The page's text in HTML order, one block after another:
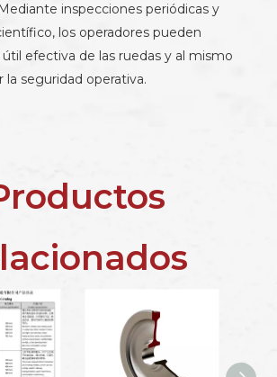
inspecciones periódicas y
los operadores pueden
efectiva de las ruedas y al mismo
seguridad operativa.